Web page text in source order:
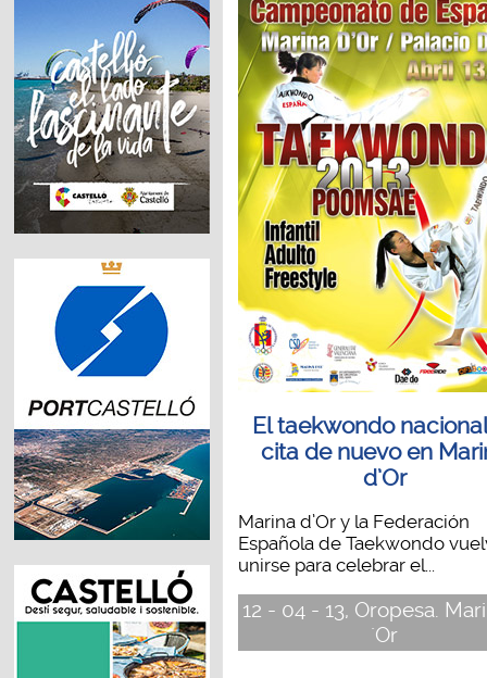
El taekwondo
cita de nuevo en
d’Or
Marina d’Or y la Federación
Española de Taekwondo
unirse para celebrar el...
12 - 04 - 13, Oropesa.
´Or